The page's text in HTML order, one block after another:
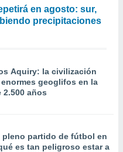
en agosto: sur,
precipitaciones
Aquiry: la civilización
geoglifos en la
2.500 años
pleno partido de fútbol en
es tan peligroso estar a